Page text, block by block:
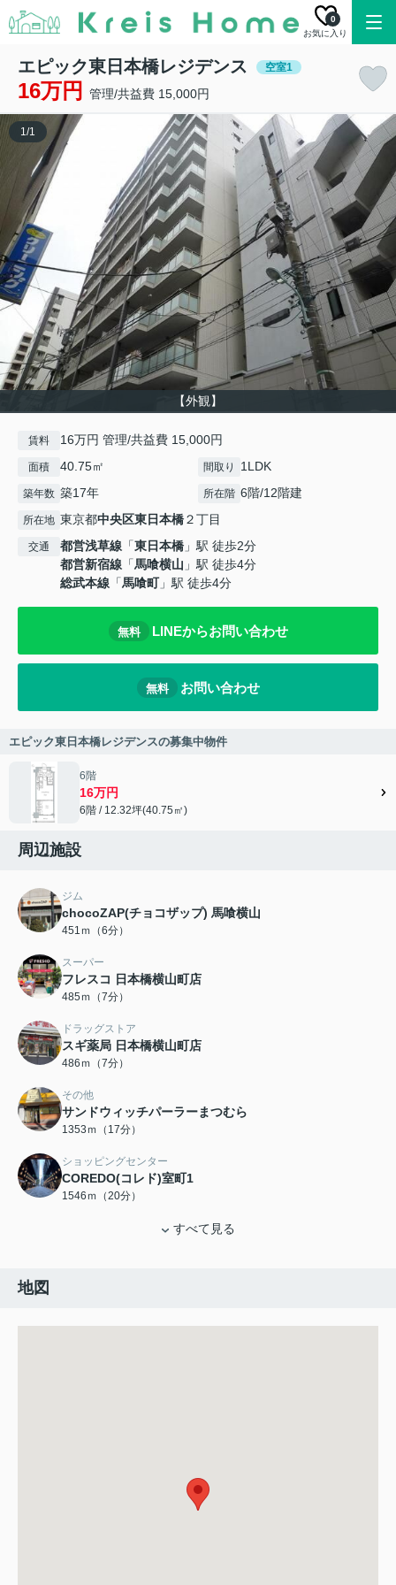
お気に入り
0
エピック東日本橋レジデンス 空室1
16万円 管理/共益費 15,000円
【外観】
1/1
賃料 16万円 管理/共益費 15,000円
面積 40.75㎡ 間取り 1LDK
築年数 築17年 所在階 6階/12階建
所在地 東京都中央区東日本橋２丁目
交通 都営浅草線 「東日本橋 」駅 徒歩2分
都営新宿線 「馬喰横山 」駅 徒歩4分
総武本線 「馬喰町」駅 徒歩4分
無料 LINEからお問い合わせ
無料 お問い合わせ
エピック東日本橋レジデンスの募集中物件
6階
16万円
6階 / 12.32坪(40.75㎡)
周辺施設
ジム
chocoZAP(チョコザップ) 馬喰横山
451ｍ（6分）
スーパー
フレスコ 日本橋横山町店
485ｍ（7分）
ドラッグストア
スギ薬局 日本橋横山町店
486ｍ（7分）
その他
サンドウィッチパーラーまつむら
1353ｍ（17分）
ショッピングセンター
COREDO(コレド)室町1
1546ｍ（20分）
すべて見る
地図